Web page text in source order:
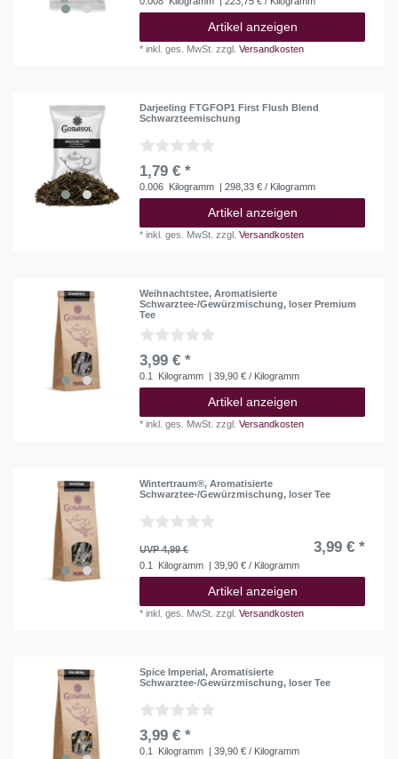
Artikel anzeigen
*inkl. ges. MwSt. zzgl.Versandkosten
Darjeeling FTGFOP1 First Flush Blend
Schwarzteemischung
1,79 € *
0.006 Kilogramm | 298,33 € / Kilogramm
Artikel anzeigen
*inkl. ges. MwSt. zzgl.Versandkosten
Weihnachtstee, Aromatisierte
Schwarztee-/Gewürzmischung, loser Premium
Tee
3,99 € *
0.1 Kilogramm | 39,90 € / Kilogramm
Artikel anzeigen
*inkl. ges. MwSt. zzgl.Versandkosten
Wintertraum®, Aromatisierte
Schwarztee-/Gewürzmischung, loser Tee
UVP 4,99 € 3,99 € *
0.1 Kilogramm | 39,90 € / Kilogramm
Artikel anzeigen
*inkl. ges. MwSt. zzgl.Versandkosten
Spice Imperial, Aromatisierte
Schwarztee-/Gewürzmischung, loser Tee
3,99 € *
0.1 Kilogramm | 39,90 € / Kilogramm